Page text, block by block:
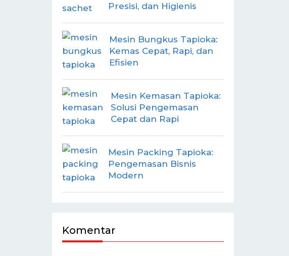
Presisi, dan Higienis
Mesin Bungkus Tapioka:
Kemas Cepat, Rapi, dan
Efisien
Mesin Kemasan Tapioka:
Solusi Pengemasan
Cepat dan Rapi
Mesin Packing Tapioka:
Pengemasan Bisnis
Modern
Komentar